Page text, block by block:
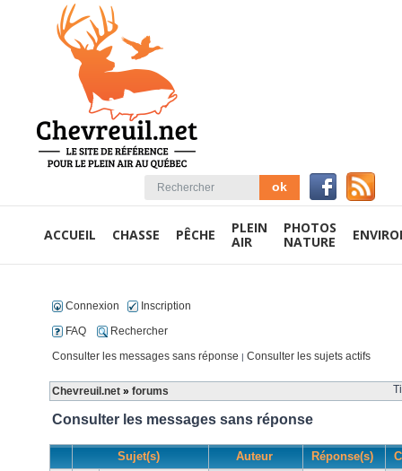
ACCUEIL CHASSE PÊCHE
PLEIN
AIR
PHOTOS
NATURE
Connexion
Inscription
FAQ
Rechercher
Consulter les messages sans réponse | Consulter les sujets actifs
Chevreuil.net » forums
Consulter les messages sans réponse
Sujet(s) Auteur Réponse(s)